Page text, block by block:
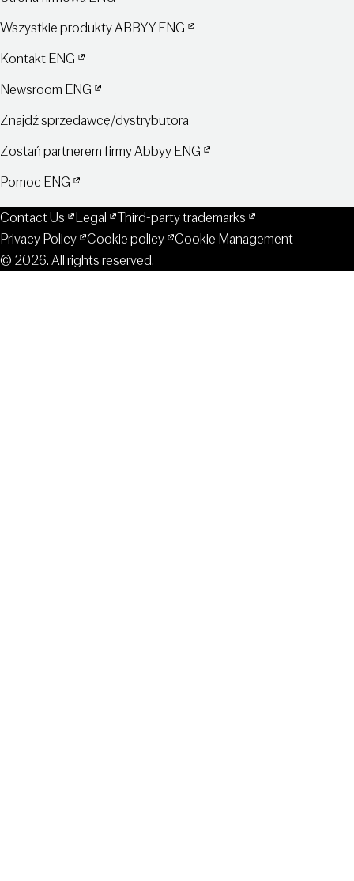
Wszystkie produkty ABBYY ENG
Kontakt ENG
Newsroom ENG
Znajdź sprzedawcę/dystrybutora
Zostań partnerem firmy Abbyy ENG
Pomoc ENG
Contact Us Legal
Third-party trademarks
Privacy Policy
Cookie policy
Cookie Management
© 2026. All rights reserved.